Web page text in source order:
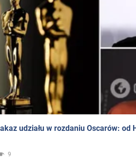
udziału w rozdaniu Oscarów: od
9